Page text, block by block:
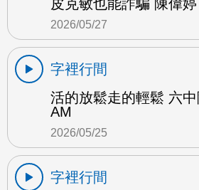
皮克敏也能詐騙 陳偉
2026/05/27
字裡行間
活的放鬆走的輕鬆 六
AM
2026/05/25
字裡行間